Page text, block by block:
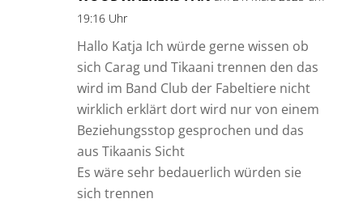
19:16 Uhr
Hallo Katja Ich würde gerne wissen ob
sich Carag und Tikaani trennen den das
wird im Band Club der Fabeltiere nicht
wirklich erklärt dort wird nur von einem
Beziehungsstop gesprochen und das
aus Tikaanis Sicht
Es wäre sehr bedauerlich würden sie
sich trennen